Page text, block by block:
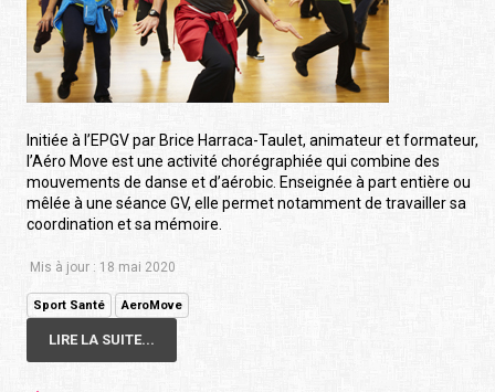
Initiée à l’EPGV par Brice Harraca-Taulet, animateur et formateur,
l’Aéro Move est une activité chorégraphiée qui combine des
mouvements de danse et d’aérobic. Enseignée à part entière ou
mêlée à une séance GV, elle permet notamment de travailler sa
coordination et sa mémoire.
Mis à jour : 18 mai 2020
Sport Santé AeroMove
LIRE LA SUITE...